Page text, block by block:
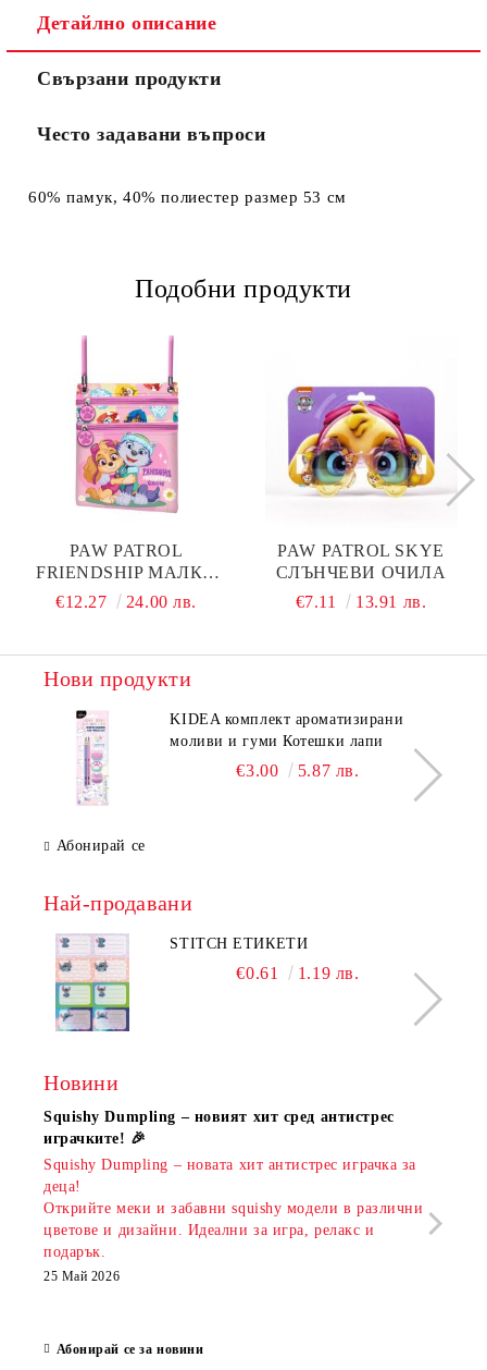
Съгласен съм с
Ние ще се свържем с вас в рамките на работния ден.
Детайлно описание
Свързани продукти
Често задавани въпроси
60% памук, 40% полиестер размер 53 см
Подобни продукти
PAW PATROL
FRIENDSHIP МАЛКА
ЧАНТА
€12.27 24.00 лв.
PAW PATROL SKYE
СЛЪНЧЕВИ ОЧИЛА
€7.11
13.91 лв.
Нови продукти
KIDEA комплект ароматизирани
моливи и гуми Котешки лапи
€3.00 5.87 лв.
Абонирай се
Най-продавани
STITCH ЕТИКЕТИ
€0.61 1.19 лв.
Новини
Squishy Dumpling – новият хит сред антистрес
играчките! 🎉
Squishy Dumpling – новата хит антистрес играчка за
деца!
Открийте меки и забавни squishy модели в различни
цветове и дизайни. Идеални за игра, релакс и
подарък.
25 Май 2026
Абонирай се за новини